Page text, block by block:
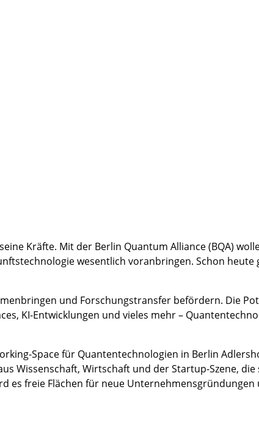
Kräfte. Mit der Berlin Quantum Alliance (BQA)
wesentlich voranbringen. Schon
und Forschungstransfer befördern. Die
KI-Entwicklungen und vieles mehr –
Space für Quantentechnologien in Berlin
Wissenschaft, Wirtschaft und der Startup-Szene,
freie Flächen für neue Unternehmensgründungen